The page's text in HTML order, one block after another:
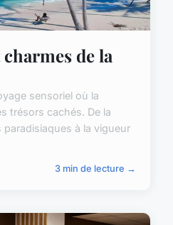
de la
sensoriel où la
trésors cachés. De la
à la vigueur
3 min de lecture →